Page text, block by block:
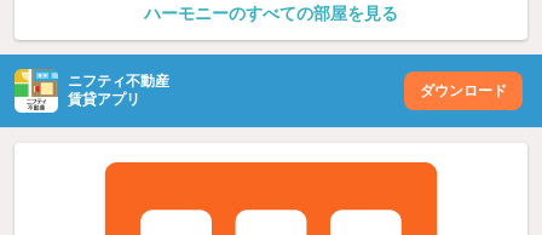
ハーモニーのすべての部屋を見る
ニフティ不動産
賃貸アプリ
ダウンロード